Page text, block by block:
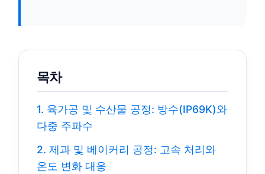
목차
1. 육가공 및 수산물 공정: 방수(IP69K)와
다중 주파수
2. 제과 및 베이커리 공정: 고속 처리와
온도 변화 대응